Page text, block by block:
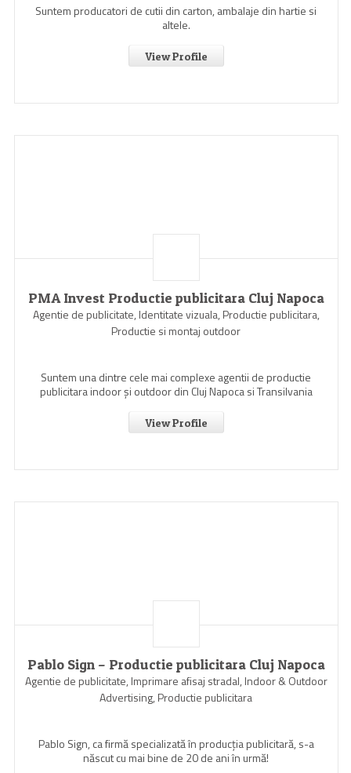
Suntem producatori de cutii din carton, ambalaje din hartie si
altele.
View Profile
PMA Invest Productie publicitara Cluj Napoca
Agentie de publicitate, Identitate vizuala, Productie publicitara,
Productie si montaj outdoor
Suntem una dintre cele mai complexe agentii de productie
publicitara indoor şi outdoor din Cluj Napoca si Transilvania
View Profile
Pablo Sign – Productie publicitara Cluj Napoca
Agentie de publicitate, Imprimare afisaj stradal, Indoor & Outdoor
Advertising, Productie publicitara
Pablo Sign, ca firmă specializată în producția publicitară, s-a
născut cu mai bine de 20 de ani în urmă!